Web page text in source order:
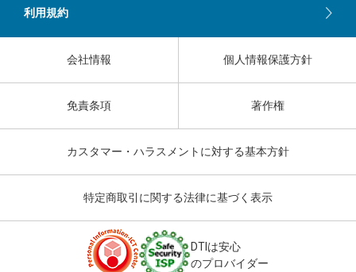
利用規約
会社情報 個人情報保護方針
カスタマー・ハラスメントに対する基本方針
免責条項 著作権
特定商取引に関する法律に基づく表示
DTIは安心
のプロバイダー